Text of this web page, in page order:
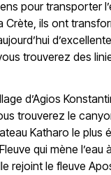
pour transporter
Crète, ils ont
trouverez des
d’Agios
trouverez le
Katharo le plus
qui mène
rejoint le fleuve